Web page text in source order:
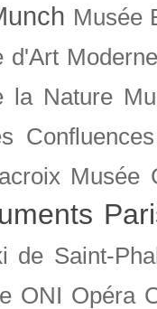
Musée
d'Art
la Nature
Confluences
Musée
de Saint-
ONI Opéra